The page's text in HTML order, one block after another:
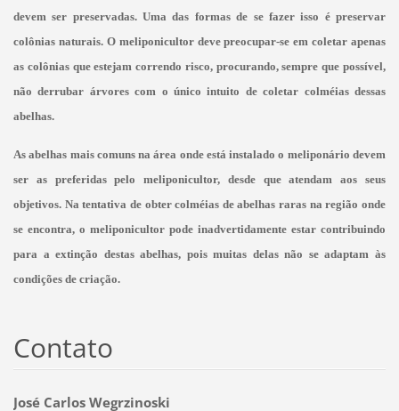
devem ser preservadas. Uma das formas de se fazer isso é preservar
colônias naturais. O meliponicultor deve preocupar-se em coletar apenas
as colônias que estejam correndo risco, procurando, sempre que possível,
não derrubar árvores com o único intuito de coletar colméias dessas
abelhas.
As abelhas mais comuns na área onde está instalado o meliponário devem
ser as preferidas pelo meliponicultor, desde que atendam aos seus
objetivos. Na tentativa de obter colméias de abelhas raras na região onde
se encontra, o meliponicultor pode inadvertidamente estar contribuindo
para a extinção destas abelhas, pois muitas delas não se adaptam às
condições de criação.
Contato
José Carlos Wegrzinoski